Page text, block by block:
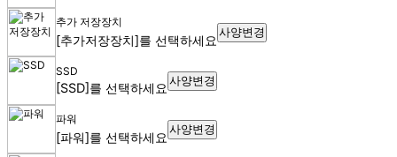
추가 저장장치
[추가저장장치]를 선택하세요
사양변경
SSD
[SSD]를 선택하세요 사양변경
파워
[파워]를 선택하세요
사양변경